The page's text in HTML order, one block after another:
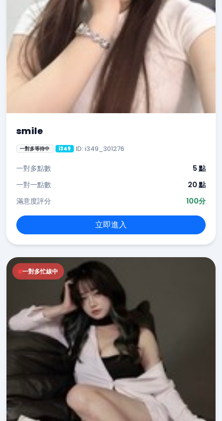
smile
一對多等待中 i349 ID: i349_301276
一對多點數
5 點
一對一點數
20 點
滿意度評分
100分
立即進入
一對多忙線中